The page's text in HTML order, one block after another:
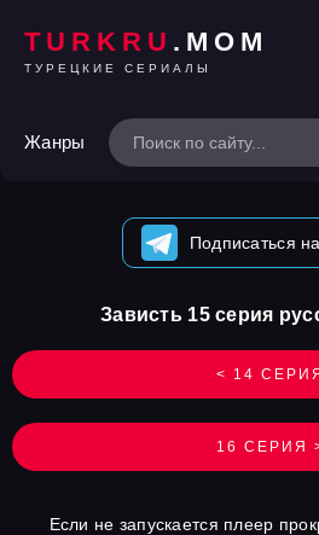
TURKRU .MOM
ТУРЕЦКИЕ СЕРИАЛЫ
Жанры
Подписаться
< 14 СЕРИЯ
Зависть 15 серия
16 СЕРИЯ
Если не запускается плеер